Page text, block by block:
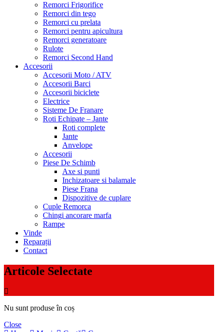
Remorci Frigorifice
Remorci din tego
Remorci cu prelata
Remorci pentru apicultura
Remorci generatoare
Rulote
Remorci Second Hand
Accesorii
Accesorii Moto / ATV
Accesorii Barci
Accesorii biciclete
Electrice
Sisteme De Franare
Roti Echipate – Jante
Roti complete
Jante
Anvelope
Accesorii
Piese De Schimb
Axe si punti
Inchizatoare si balamale
Piese Frana
Dispozitive de cuplare
Cuple Remorca
Chingi ancorare marfa
Rampe
Vinde
Reparații
Contact
Articole Selectate
Nu sunt produse în coș
Close